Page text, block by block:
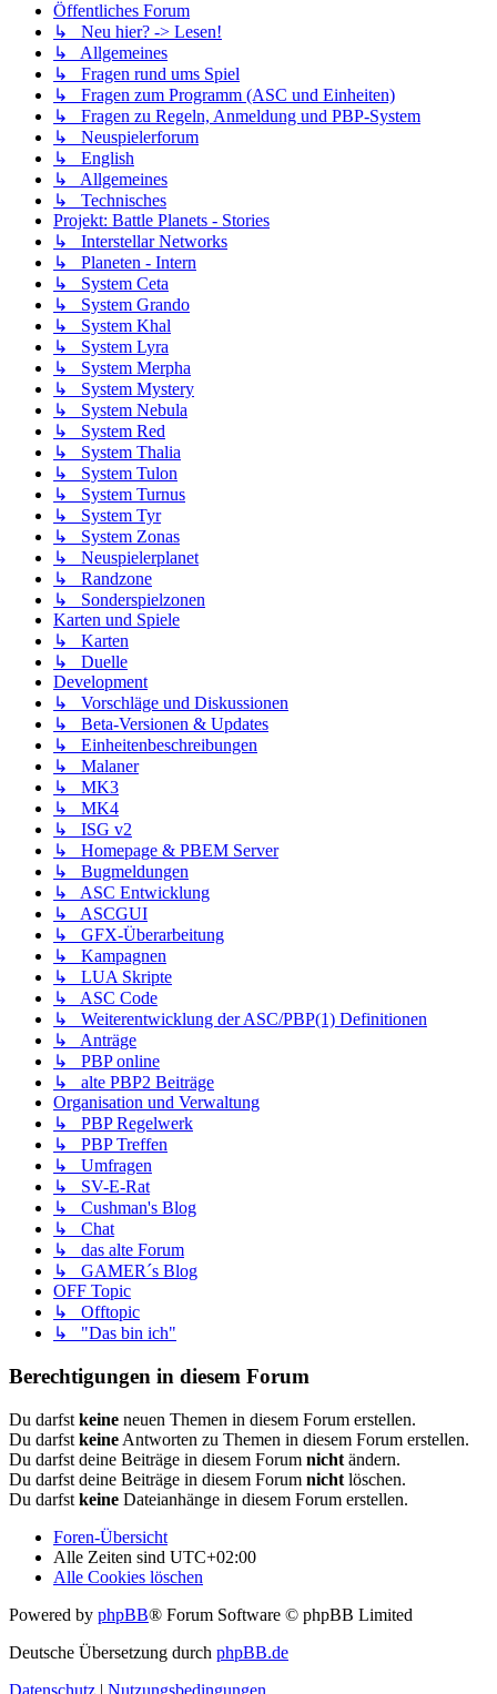
Öffentliches Forum
↳ Neu hier? -> Lesen!
↳ Allgemeines
↳ Fragen rund ums Spiel
↳ Fragen zum Programm (ASC und Einheiten)
↳ Fragen zu Regeln, Anmeldung und PBP-System
↳ Neuspielerforum
↳ English
↳ Allgemeines
↳ Technisches
Projekt: Battle Planets - Stories
↳ Interstellar Networks
↳ Planeten - Intern
↳ System Ceta
↳ System Grando
↳ System Khal
↳ System Lyra
↳ System Merpha
↳ System Mystery
↳ System Nebula
↳ System Red
↳ System Thalia
↳ System Tulon
↳ System Turnus
↳ System Tyr
↳ System Zonas
↳ Neuspielerplanet
↳ Randzone
↳ Sonderspielzonen
Karten und Spiele
↳ Karten
↳ Duelle
Development
↳ Vorschläge und Diskussionen
↳ Beta-Versionen & Updates
↳ Einheitenbeschreibungen
↳ Malaner
↳ MK3
↳ MK4
↳ ISG v2
↳ Homepage & PBEM Server
↳ Bugmeldungen
↳ ASC Entwicklung
↳ ASCGUI
↳ GFX-Überarbeitung
↳ Kampagnen
↳ LUA Skripte
↳ ASC Code
↳ Weiterentwicklung der ASC/PBP(1) Definitionen
↳ Anträge
↳ PBP online
↳ alte PBP2 Beiträge
Organisation und Verwaltung
↳ PBP Regelwerk
↳ PBP Treffen
↳ Umfragen
↳ SV-E-Rat
↳ Cushman's Blog
↳ Chat
↳ das alte Forum
↳ GAMER´s Blog
OFF Topic
↳ Offtopic
↳ "Das bin ich"
Berechtigungen in diesem Forum
Du darfst keine neuen Themen in diesem Forum erstellen.
Du darfst keine Antworten zu Themen in diesem Forum erstellen.
Du darfst deine Beiträge in diesem Forum nicht ändern.
Du darfst deine Beiträge in diesem Forum nicht löschen.
Du darfst keine Dateianhänge in diesem Forum erstellen.
Foren-Übersicht
Alle Zeiten sind UTC+02:00
Alle Cookies löschen
Powered by phpBB® Forum Software © phpBB Limited
Deutsche Übersetzung durch phpBB.de
Datenschutz | Nutzungsbedingungen